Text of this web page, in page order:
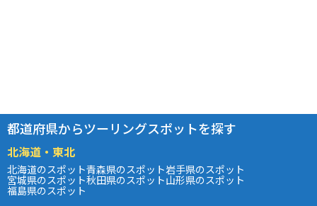
都道府県からツーリングスポットを探す
北海道・東北
北海道のスポット青森県のスポット岩手県のスポット
宮城県のスポット秋田県のスポット山形県のスポット
福島県のスポット